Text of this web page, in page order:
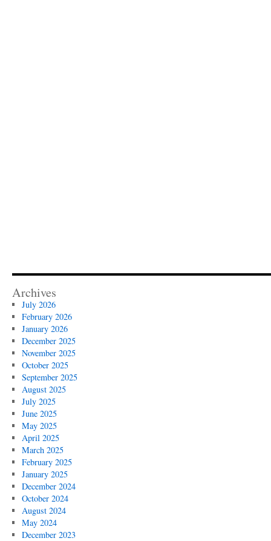
Archives
July 2026
February 2026
January 2026
December 2025
November 2025
October 2025
September 2025
August 2025
July 2025
June 2025
May 2025
April 2025
March 2025
February 2025
January 2025
December 2024
October 2024
August 2024
May 2024
December 2023